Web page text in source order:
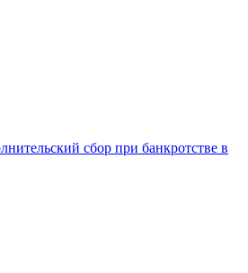
сбор при банкротстве в